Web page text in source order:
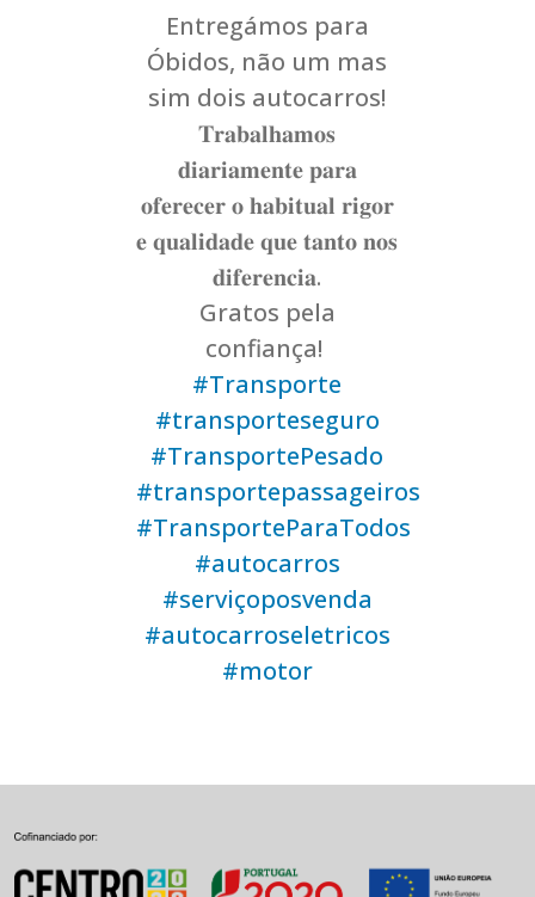
Entregámos para
Óbidos, não um mas
sim dois autocarros!
𝐓𝐫𝐚𝐛𝐚𝐥𝐡𝐚𝐦𝐨𝐬
𝐝𝐢𝐚𝐫𝐢𝐚𝐦𝐞𝐧𝐭𝐞 𝐩𝐚𝐫𝐚
𝐨𝐟𝐞𝐫𝐞𝐜𝐞𝐫 𝐨 𝐡𝐚𝐛𝐢𝐭𝐮𝐚𝐥 𝐫𝐢𝐠𝐨𝐫
𝐞 𝐪𝐮𝐚𝐥𝐢𝐝𝐚𝐝𝐞 𝐪𝐮𝐞 𝐭𝐚𝐧𝐭𝐨 𝐧𝐨𝐬
𝐝𝐢𝐟𝐞𝐫𝐞𝐧𝐜𝐢𝐚.
Gratos pela
confiança!
#Transporte
#transporteseguro
#TransportePesado
#transportepassageiros
#TransporteParaTodos
#autocarros
#serviçoposvenda
#autocarroseletricos
#motor